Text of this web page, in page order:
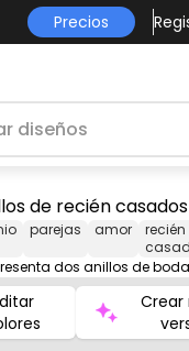
Precios
de recién casados
parejas amor
recién
Crear